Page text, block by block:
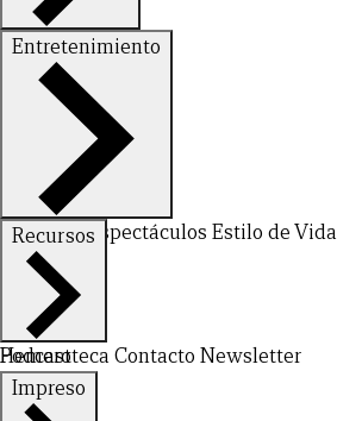
FinanzasOpinión
Entretenimiento
DeportesEspectáculos Estilo de Vida
Recursos
Hemeroteca Contacto Newsletter
Podcast
Impreso